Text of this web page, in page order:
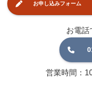
お申し込みフォーム
お電話
営業時間：